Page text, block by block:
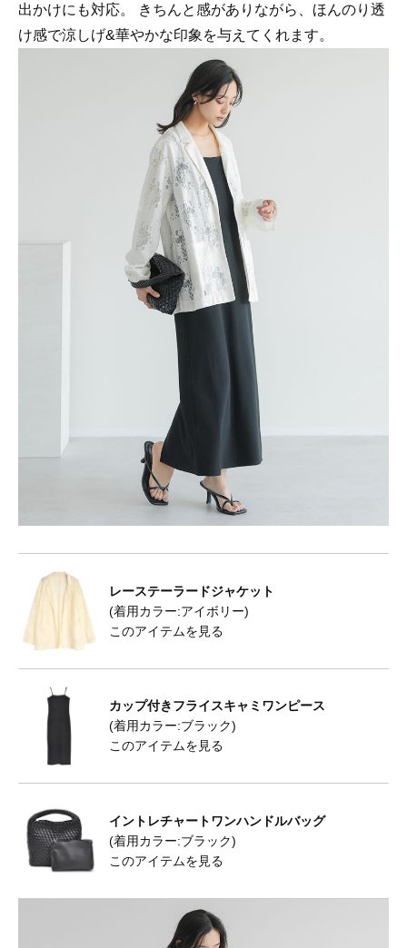
出かけにも対応。 きちんと感がありながら、ほんのり透
け感で涼しげ&華やかな印象を与えてくれます。
レーステーラードジャケット
(着用カラー:アイボリー)
このアイテムを見る
カップ付きフライスキャミワンピース
(着用カラー:ブラック)
このアイテムを見る
イントレチャートワンハンドルバッグ
(着用カラー:ブラック)
このアイテムを見る